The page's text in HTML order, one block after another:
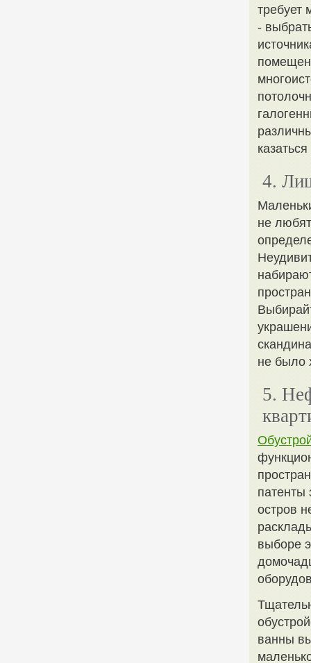
требует
-
4.
не
не было
5.
патенты
остров
выборе
ванны